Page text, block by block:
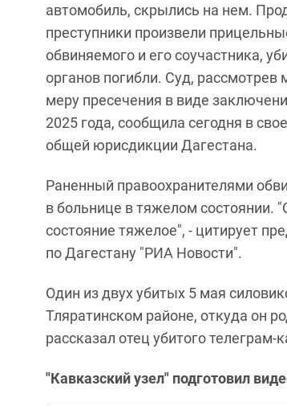
автомобиль, скрылись на нем.
преступники произвели
обвиняемого и его соучастника,
органов погибли. Суд,
меру пресечения в виде
2025 года, сообщила сегодня в
общей юрисдикции Дагестана.
Раненный правоохранителями
в больнице в тяжелом состоянии.
состояние тяжелое", - цитирует
по Дагестану "РИА Новости".
Один из двух убитых 5 мая
Тляратинском районе, откуда он
рассказал отец убитого телеграм-
"Кавказский узел" подготовил